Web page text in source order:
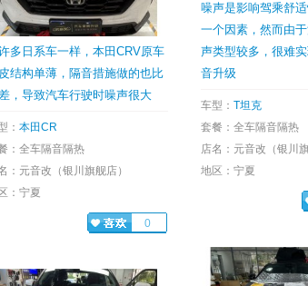
噪声是影响驾乘舒
一个因素，然而由
声类型较多，很难
音升级
车型： T坦克
套餐：全车隔音隔热
店名：元音改（银川旗
地区：宁夏
多日系车一样，本田CRV原车
结构单薄，隔音措施做的也比
，导致汽车行驶时噪声很大
： 本田CR
：全车隔音隔热
：元音改（银川旗舰店）
：宁夏
0